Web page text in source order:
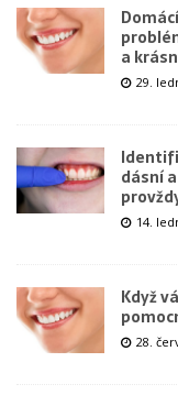
a
29.
dásní
14.
Když
28.